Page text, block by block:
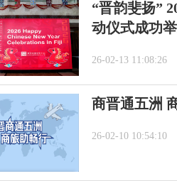
“晋韵斐扬”
动仪式成功
26-02-13 11:08:26
商晋通五洲
26-02-10 10:54:10